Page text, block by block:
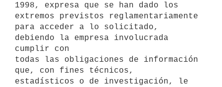
1998, expresa que se han dado los
extremos previstos reglamentariamente
para acceder a lo solicitado,
debiendo la empresa involucrada
cumplir con
todas las obligaciones de información
que, con fines técnicos,
estadísticos o de investigación, le